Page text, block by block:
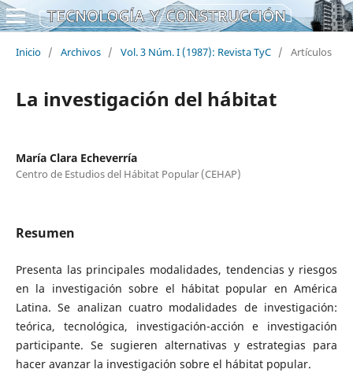
Inicio / Archivos / Vol. 3 Núm. I (1987): Revista TyC / Artículos
La investigación del hábitat
María Clara Echeverría
Centro de Estudios del Hábitat Popular (CEHAP)
Resumen
Presenta las principales modalidades, tendencias y riesgos
en la investigación sobre el hábitat popular en América
Latina. Se analizan cuatro modalidades de investigación:
teórica, tecnológica, investigación-acción e investigación
participante. Se sugieren alternativas y estrategias para
hacer avanzar la investigación sobre el hábitat popular.